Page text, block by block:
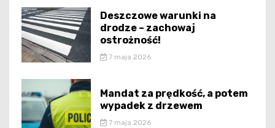
Deszczowe warunki na
drodze – zachowaj
ostrożność!
7 maja 2026
Mandat za prędkość, a potem
wypadek z drzewem
7 maja 2026